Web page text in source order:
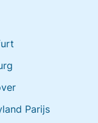
Parijs